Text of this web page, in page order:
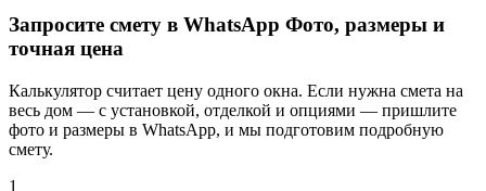
Запросите смету в WhatsApp Фото, размеры и
точная цена
Калькулятор считает цену одного окна. Если нужна смета на
весь дом — с установкой, отделкой и опциями — пришлите
фото и размеры в WhatsApp, и мы подготовим подробную
смету.
1